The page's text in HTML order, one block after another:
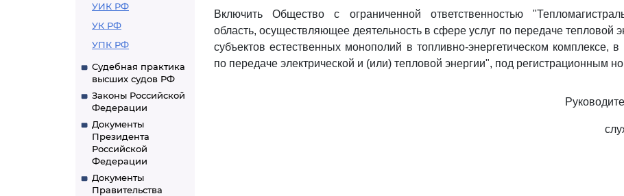
УИК РФ
УК РФ
УПК РФ
Судебная практика
высших судов РФ
Законы Российской
Федерации
Документы
Президента
Российской
Федерации
Документы
Правительства
Включить Общество с ограниченной ответственностью
область, осуществляющее деятельность в сфере услуг по передаче тепловой
субъектов естественных монополий в топливно-энергетическом комплексе, в
по передаче электрической и (или) тепловой энергии", под регистрационным